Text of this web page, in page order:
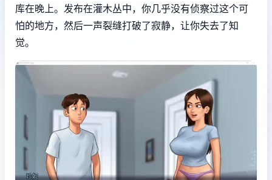
库在晚上。发布在灌木丛中，你几乎没有侦察过这个可
怕的地方，然后一声裂缝打破了寂静，让你失去了知
觉。